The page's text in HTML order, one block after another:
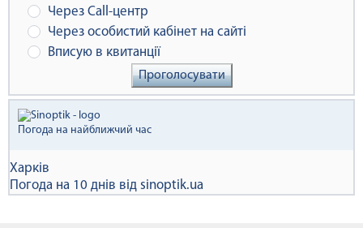
Через Сall-центр
Через особистий кабінет на сайті
Вписую в квитанції
Проголосувати
Погода на найближчий час
Харків
Погода на 10 днів від sinoptik.ua